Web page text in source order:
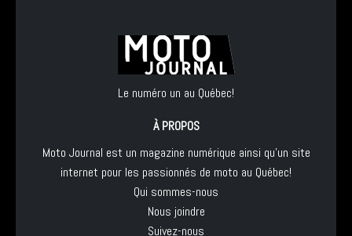
Le numéro un au Québec!
À PROPOS
Moto Journal est un magazine numérique ainsi qu'un site
internet pour les passionnés de moto au Québec!
Qui sommes-nous
Nous joindre
Suivez-nous